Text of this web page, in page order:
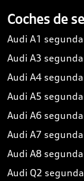
Coches de
Audi A1
Audi A3
Audi A4
Audi A5
Audi A6
Audi A7
Audi A8
Audi Q2